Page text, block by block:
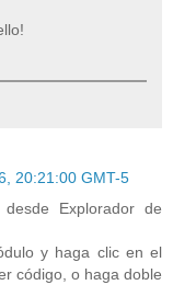
20:21:00 GMT-5
Explorador de
y haga clic en el
código, o haga doble